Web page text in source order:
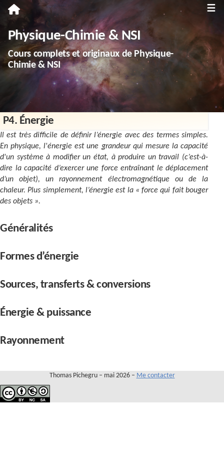
≡
Première
Spécialité Physique-Chimie
Enseignement scientifique
Spécialité Physique-Chimie
Spécialité NSI
Enseignement scientifique
Troisième
Annales
Divers
Contact
Physique-Chimie & NSI
Cours complets et originaux de Physique-
Chimie & NSI
P4. Énergie
Il est très difficile de définir l’énergie avec des termes simples.
En physique, l'énergie est une grandeur qui mesure la capacité
d'un système à modifier un état, à produire un travail (c’est-à-
dire la capacité d’exercer une force entraînant le déplacement
d’un objet), un rayonnement électromagnétique ou de la
chaleur. Plus simplement, l’énergie est la « force qui fait bouger
des objets ».
Généralités
Formes d’énergie
Sources, transferts & conversions
Énergie & puissance
Rayonnement
Thomas Pichegru – mai 2026 – Me contacter